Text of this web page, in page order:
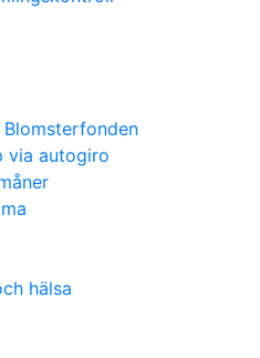
Blomsterfonden
via autogiro
hälsa